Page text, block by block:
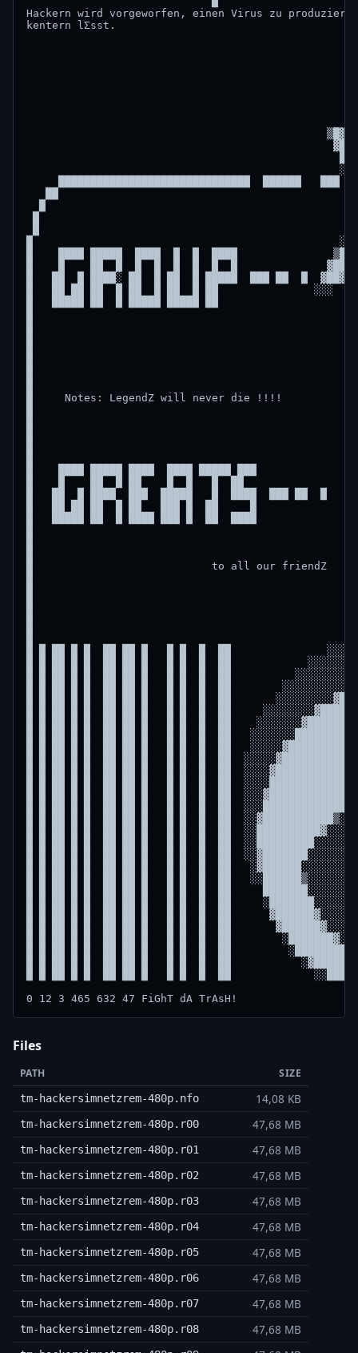
Files
PATH SIZE
tm-hackersimnetzrem-480p.nfo 14,08 KB
tm-hackersimnetzrem-480p.r00 47,68 MB
tm-hackersimnetzrem-480p.r01 47,68 MB
tm-hackersimnetzrem-480p.r02 47,68 MB
tm-hackersimnetzrem-480p.r03 47,68 MB
tm-hackersimnetzrem-480p.r04 47,68 MB
tm-hackersimnetzrem-480p.r05 47,68 MB
tm-hackersimnetzrem-480p.r06 47,68 MB
tm-hackersimnetzrem-480p.r07 47,68 MB
tm-hackersimnetzrem-480p.r08 47,68 MB